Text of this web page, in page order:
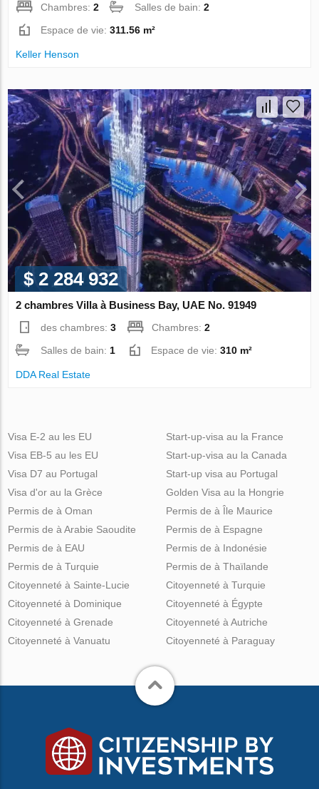
Chambres:2 Salles de bain:2
Espace de vie:311.56 m²
Keller Henson
$ 2 284 932
2 chambres Villa à Business Bay, UAE No. 91949
des chambres:3 Chambres:2
Salles de bain: 1 Espace de vie:310 m²
DDA Real Estate
Visa E-2 au les EU
Visa EB-5 au les EU
Visa D7 au Portugal
Visa d'or au la Grèce
Start-up-visa au la France
Start-up-visa au la Canada
Start-up visa au Portugal
Golden Visa au la Hongrie
Permis de à Oman
Permis de à Arabie Saoudite
Permis de à EAU
Permis de à Turquie
Permis de à Île Maurice
Permis de à Espagne
Permis de à Indonésie
Permis de à Thaïlande
Citoyenneté à Sainte-Lucie
Citoyenneté à Dominique
Citoyenneté à Grenade
Citoyenneté à Vanuatu
Citoyenneté à Turquie
Citoyenneté à Égypte
Citoyenneté à Autriche
Citoyenneté à Paraguay